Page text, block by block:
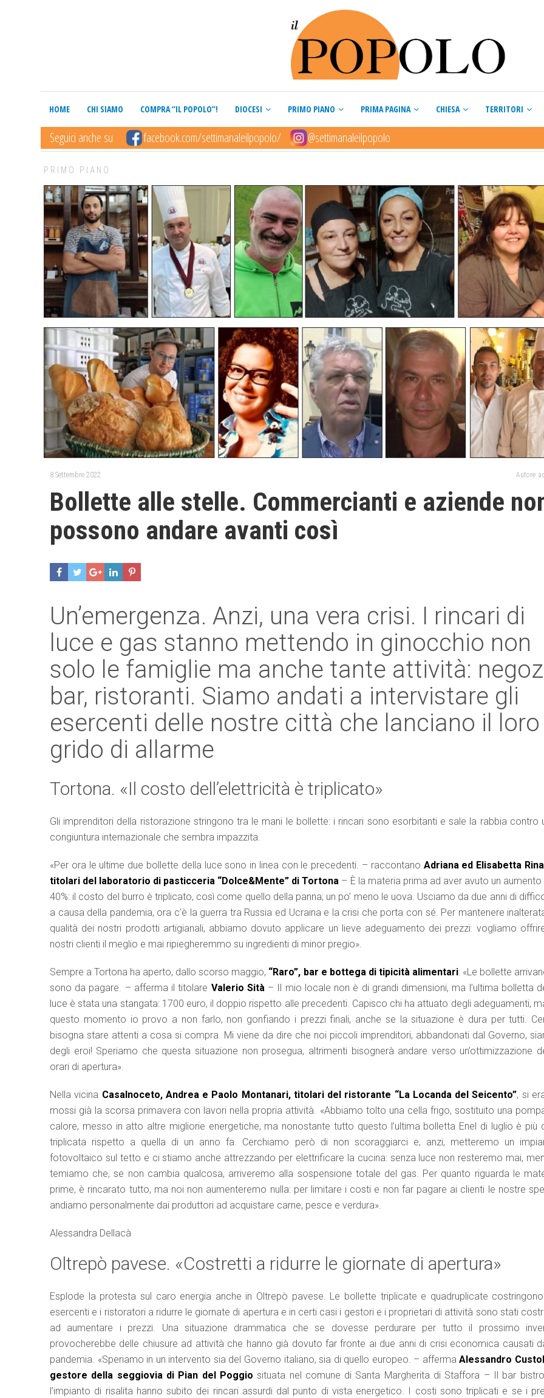
HOME CHI SIAMO COMPRA “IL POPOLO”! DIOCESI PRIMO PIANO PRIMA PAGINA CHIESA TERRITORI
Seguici anche su facebook.com/settimanaleilpopolo/ @settimanaleilpopolo
PRIMO PIANO
8 Settembre 2022 Autore:
Bollette alle stelle. Commercianti e aziende
possono andare avanti così
Un’emergenza. Anzi, una vera crisi. I rincari di
luce e gas stanno mettendo in ginocchio non
solo le famiglie ma anche tante attività:
bar, ristoranti. Siamo andati a intervistare gli
esercenti delle nostre città che lanciano il loro
grido di allarme
Tortona. «Il costo dell’elettricità è triplicato»
Gli imprenditori della ristorazione stringono tra le mani le bollette: i rincari sono esorbitanti e sale la rabbia contro
congiuntura internazionale che sembra impazzita.
«Per ora le ultime due bollette della luce sono in linea con le precedenti. – raccontano Adriana ed Elisabetta
titolari del laboratorio di pasticceria “Dolce&Mente” di Tortona – È la materia prima ad aver avuto un aumento
40%: il costo del burro è triplicato, così come quello della panna; un po’ meno le uova. Usciamo da due anni di
a causa della pandemia, ora c’è la guerra tra Russia ed Ucraina e la crisi che porta con sé. Per mantenere
qualità dei nostri prodotti artigianali, abbiamo dovuto applicare un lieve adeguamento dei prezzi: vogliamo
nostri clienti il meglio e mai ripiegheremmo su ingredienti di minor pregio».
Sempre a Tortona ha aperto, dallo scorso maggio, “Raro”, bar e bottega di tipicità alimentari: «Le bollette
sono da pagare. – afferma il titolare Valerio Sità– Il mio locale non è di grandi dimensioni, ma l’ultima bolletta
luce è stata una stangata: 1700 euro, il doppio rispetto alle precedenti. Capisco chi ha attuato degli adeguamenti,
questo momento io provo a non farlo, non gonfiando i prezzi finali, anche se la situazione è dura per tutti.
bisogna stare attenti a cosa si compra. Mi viene da dire che noi piccoli imprenditori, abbandonati dal Governo,
degli eroi! Speriamo che questa situazione non prosegua, altrimenti bisognerà andare verso un’ottimizzazione
orari di apertura».
Nella vicina Casalnoceto, Andrea e Paolo Montanari, titolari del ristorante “La Locanda del Seicento”, si
mossi già la scorsa primavera con lavori nella propria attività. «Abbiamo tolto una cella frigo, sostituito una
calore, messo in atto altre migliorie energetiche, ma nonostante tutto questo l’ultima bolletta Enel di luglio è più
triplicata rispetto a quella di un anno fa. Cerchiamo però di non scoraggiarci e, anzi, metteremo un
fotovoltaico sul tetto e ci stiamo anche attrezzando per elettrificare la cucina: senza luce non resteremo mai,
temiamo che, se non cambia qualcosa, arriveremo alla sospensione totale del gas. Per quanto riguarda le
prime, è rincarato tutto, ma noi non aumenteremo nulla: per limitare i costi e non far pagare ai clienti le nostre
andiamo personalmente dai produttori ad acquistare carne, pesce e verdura».
Alessandra Dellacà
Oltrepò pavese. «Costretti a ridurre le giornate di apertura»
Esplode la protesta sul caro energia anche in Oltrepò pavese. Le bollette triplicate e quadruplicate
esercenti e i ristoratori a ridurre le giornate di apertura e in certi casi i gestori e i proprietari di attività sono stati
ad aumentare i prezzi. Una situazione drammatica che se dovesse perdurare per tutto il prossimo
provocherebbe delle chiusure ad attività che hanno già dovuto far fronte ai due anni di crisi economica causati
pandemia. «Speriamo in un intervento sia del Governo italiano, sia di quello europeo. – affermaAlessandro
gestore della seggiovia di Pian del Poggio situata nel comune di Santa Margherita di Staffora – Il bar
l’impianto di risalita hanno subito dei rincari assurdi dal punto di vista energetico. I costi sono triplicati e se i